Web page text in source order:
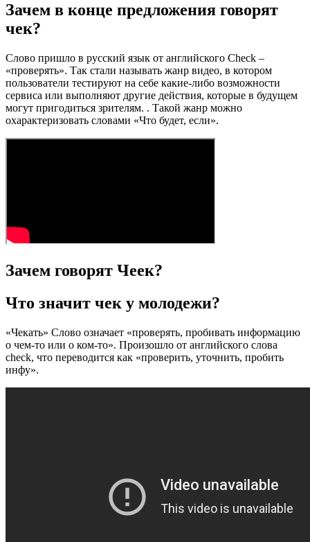
Зачем в конце предложения говорят
чек?
Слово пришло в русский язык от английского Check –
«проверять». Так стали называть жанр видео, в котором
пользователи тестируют на себе какие-либо возможности
сервиса или выполняют другие действия, которые в будущем
могут пригодиться зрителям. . Такой жанр можно
охарактеризовать словами «Что будет, если».
Зачем говорят Чеек?
Что значит чек у молодежи?
«Чекать» Слово означает «проверять, пробивать информацию
о чем-то или о ком-то». Произошло от английского слова
check, что переводится как «проверить, уточнить, пробить
инфу».